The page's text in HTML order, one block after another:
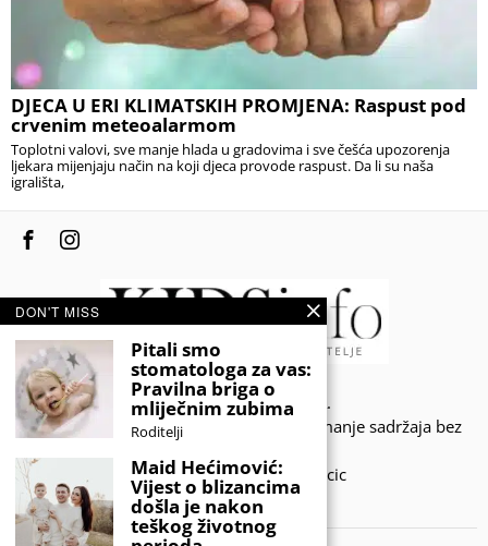
DJECA U ERI KLIMATSKIH PROMJENA: Raspust pod
crvenim meteoalarmom
Toplotni valovi, sve manje hlada u gradovima i sve češća upozorenja
ljekara mijenjaju način na koji djeca provode raspust. Da li su naša
igrališta,
© 2020 - KIDSINFO.BA.
Sva prava zadržana. Zabranjeno preuzimanje sadržaja bez
Developed by Amar SIjercic
IZAŠAO JE NOVI MAGAZIN!
DON'T MISS
Pitali smo
stomatologa za vas:
Pravilna briga o
mliječnim zubima
Roditelji
Maid Hećimović:
Vijest o blizancima
došla je nakon
teškog životnog